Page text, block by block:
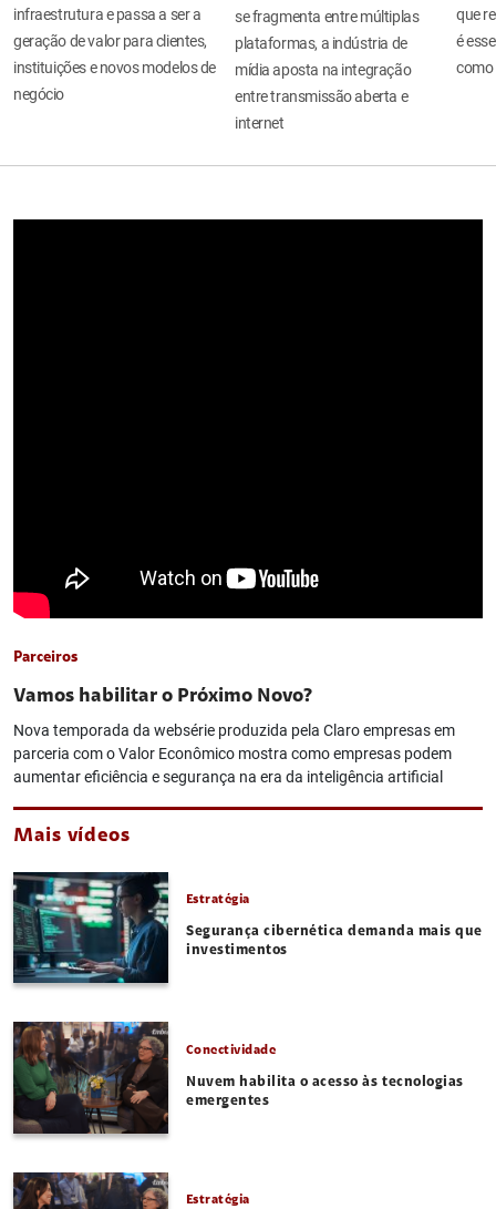
infraestrutura e passa a ser a
geração de valor para clientes,
instituições e novos modelos de
negócio
se fragmenta entre múltiplas
plataformas, a indústria de
mídia aposta na integração
entre transmissão aberta e
internet
que
é
como
Parceiros
Vamos habilitar o Próximo Novo?
Nova temporada da websérie produzida pela Claro empresas em
parceria com o Valor Econômico mostra como empresas podem
aumentar eficiência e segurança na era da inteligência artificial
Mais vídeos
Estratégia
Segurança cibernética demanda mais que
investimentos
Conectividade
Nuvem habilita o acesso às tecnologias
emergentes
Estratégia